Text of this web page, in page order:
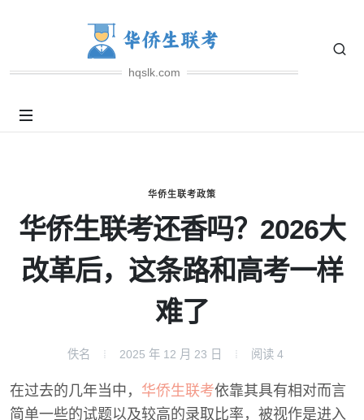
hqslk.com
华侨生联考政策
华侨生联考还香吗？2026大
改革后，这条路和高考一样
难了
佚名 2025 年 12 月 23 日 阅读 4
在过去的几年当中， 华侨生联考依靠其具有相对而言
简单一些的试题以及较高的录取比率，被视作是进入